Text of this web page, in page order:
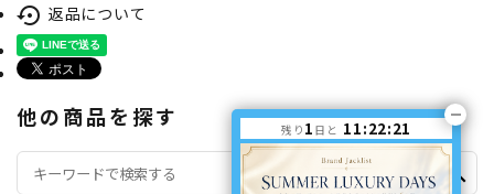
settings_backup_restore 返品について
他の商品を探す
search
残り 1 日と 11:22:21